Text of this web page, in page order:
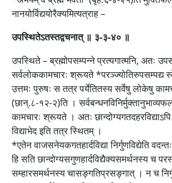
नानयोर्विद्ययोरैक्यमित्यत्राह –
उपस्थितेऽतस्तद्वचनात् ॥ ३-३-४० ॥
उपस्थिते – ब्रह्मोपसम्पन्ने प्रत्यगात्मनि, अतः
सर्वलोककामचारः श्रूयते *परञ्ज्योतिरुपसम्पद्य
उत्तमः पुरुषः स तत्र पर्येतितस्य सर्वेषु लोकेषु
(छान्.८-१२-२)ति ।
कामचारः श्रूयते । अतः
विद्याभेद इति तत्र स्थितम् ।
*एतेन वाजसनेयकगतहार्दविद्या निर्गुणविद्येति
हि सति छान्दोग्यसगुणहार्दविद्यैक्यसमर्थनस्य च
सम्हारसमर्थनस्य चासङ्गतिप्रसङ्गात् । न च